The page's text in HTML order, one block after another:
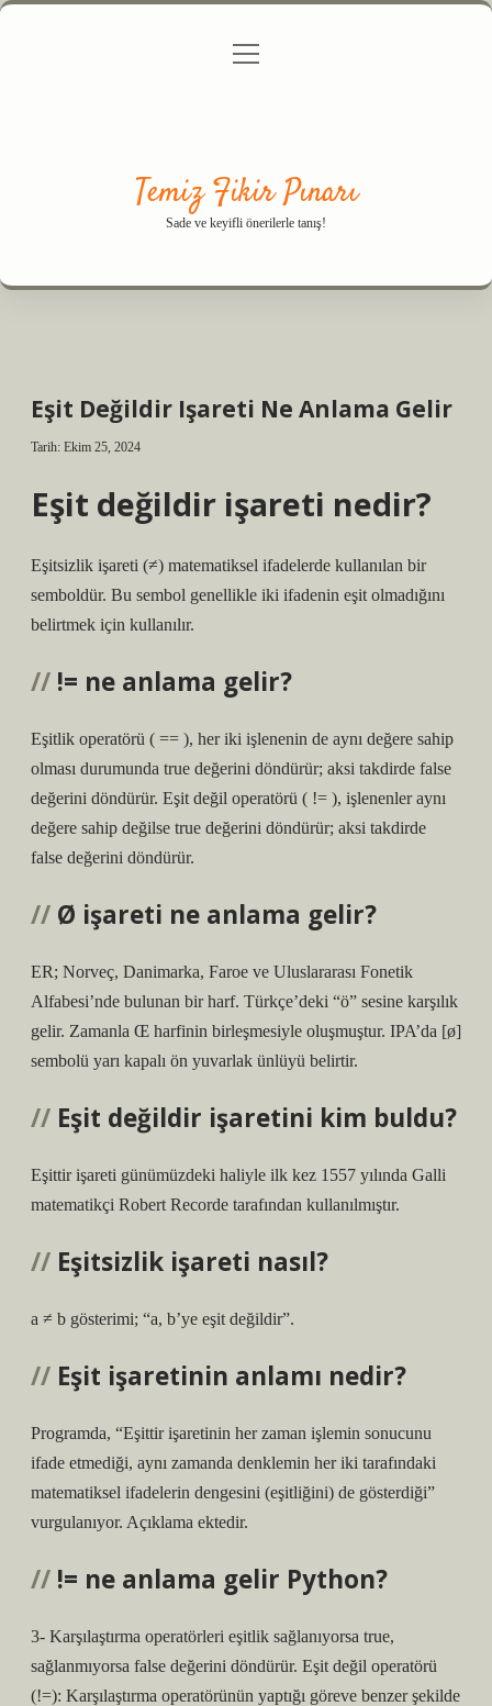
Gizlilik Politikası
menüyü
Temiz Fikir Pınarı
Sade ve keyifli önerilerle tanış!
Eşit Değildir Işareti Ne Anlama Gelir
Tarih: Ekim 25, 2024
Eşit değildir işareti nedir?
Eşitsizlik işareti (≠) matematiksel ifadelerde kullanılan bir
semboldür. Bu sembol genellikle iki ifadenin eşit olmadığını
belirtmek için kullanılır.
!= ne anlama gelir?
Eşitlik operatörü ( == ), her iki işlenenin de aynı değere sahip
olması durumunda true değerini döndürür; aksi takdirde false
değerini döndürür. Eşit değil operatörü ( != ), işlenenler aynı
değere sahip değilse true değerini döndürür; aksi takdirde
false değerini döndürür.
Ø işareti ne anlama gelir?
ER; Norveç, Danimarka, Faroe ve Uluslararası Fonetik
Alfabesi’nde bulunan bir harf. Türkçe’deki “ö” sesine karşılık
gelir. Zamanla Œ harfinin birleşmesiyle oluşmuştur. IPA’da [ø]
sembolü yarı kapalı ön yuvarlak ünlüyü belirtir.
Eşit değildir işaretini kim buldu?
Eşittir işareti günümüzdeki haliyle ilk kez 1557 yılında Galli
matematikçi Robert Recorde tarafından kullanılmıştır.
Eşitsizlik işareti nasıl?
a ≠ b gösterimi; “a, b’ye eşit değildir”.
Eşit işaretinin anlamı nedir?
Programda, “Eşittir işaretinin her zaman işlemin sonucunu
ifade etmediği, aynı zamanda denklemin her iki tarafındaki
matematiksel ifadelerin dengesini (eşitliğini) de gösterdiği”
vurgulanıyor. Açıklama ektedir.
!= ne anlama gelir Python?
3- Karşılaştırma operatörleri eşitlik sağlanıyorsa true,
sağlanmıyorsa false değerini döndürür. Eşit değil operatörü
(!=): Karşılaştırma operatörünün yaptığı göreve benzer şekilde